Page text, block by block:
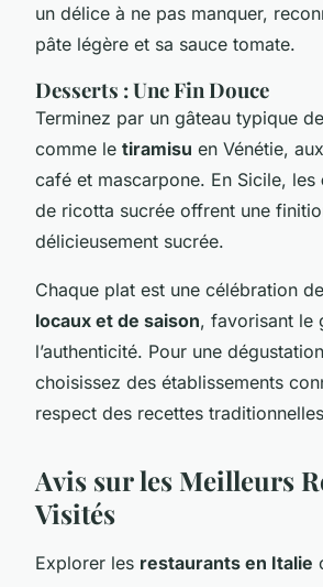
un délice à ne pas manquer,
pâte légère et sa sauce tomate.
Desserts : Une Fin Douce
Terminez par un gâteau typique
comme le tiramisu en Vénétie,
café et mascarpone. En Sicile, les
de ricotta sucrée offrent une
délicieusement sucrée.
Chaque plat est une célébration
locaux et de saison, favorisant le
l’authenticité. Pour une
choisissez des établissements
respect des recettes
Avis sur les Meilleurs
Visités
Explorer les restaurants en Italie